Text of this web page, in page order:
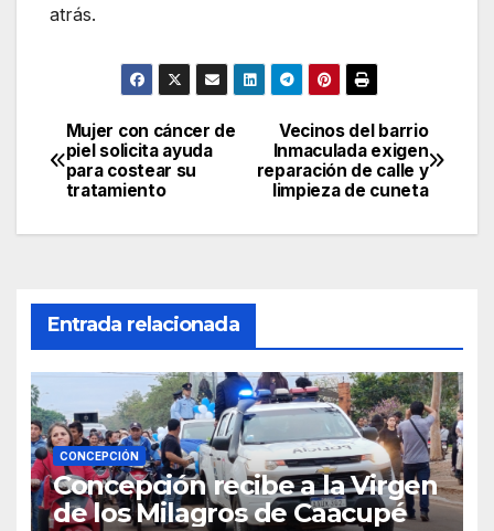
atrás.
Navegación
de
entradas
Vecinos del barrio
Inmaculada exigen
reparación de calle y
limpieza de cuneta
Mujer con cáncer de
piel solicita ayuda
para costear su
tratamiento
Entrada relacionada
CONCEPCIÓN
Concepción recibe a la Virgen
de los Milagros de Caacupé